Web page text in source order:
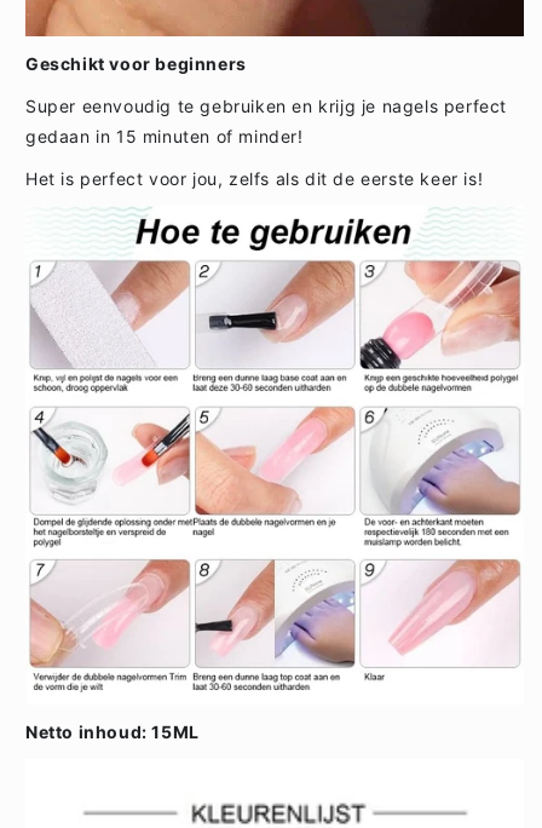
Geschikt voor beginners
Super eenvoudig te gebruiken en krijg je nagels perfect
gedaan in 15 minuten of minder!
Het is perfect voor jou, zelfs als dit de eerste keer is!
Netto inhoud: 15ML